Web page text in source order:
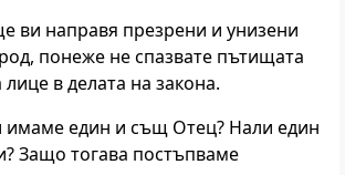
ви направя презрени и унизени
понеже не спазвате пътищата
в делата на закона.
имаме един и същ Отец? Нали един
Защо тогава постъпваме